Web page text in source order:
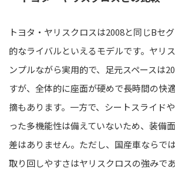
トヨタ・ヤリスクロスは2008と同じBセ
的なライバルといえるモデルです。ヤリ
ンプルながら実用的で、足元スペースは
すが、全体的に座面が硬めで長時間の快
摘もあります。一方で、シートスライド
った多機能性は備えていないため、装備
差はありません。ただし、国産車ならで
取り回しやすさはヤリスクロスの強みで